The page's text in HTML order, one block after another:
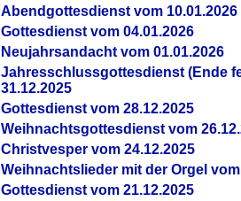
Abendgottesdienst vom 10.01.2026
Gottesdienst vom 04.01.2026
Neujahrsandacht vom 01.01.2026
Jahresschlussgottesdienst (Ende
31.12.2025
Gottesdienst vom 28.12.2025
Weihnachtsgottesdienst vom
Christvesper vom 24.12.2025
Weihnachtslieder mit der Orgel vom
Gottesdienst vom 21.12.2025